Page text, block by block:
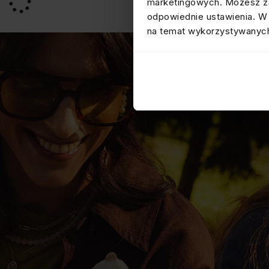
odpowiednie ustawienia.
na temat